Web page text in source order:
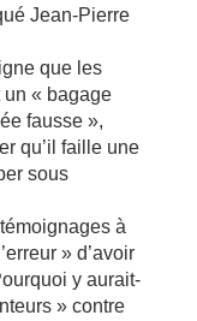
Jean-Pierre
que les
« bagage
fausse »,
qu’il faille une
sous
à
» d’avoir
y aurait-
» contre